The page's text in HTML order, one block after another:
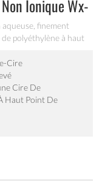
Ionique Wx-
finement
polyéthylène à haut
équilibrée de
la cire de
est basée.
Cire
Cire De
Haut Point De